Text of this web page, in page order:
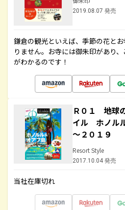
2019.08.07 発売
鎌倉の観光といえば、季節の花と
りません。お寺には御朱印があり
がわかるのです！
Ｒ０１ 地球
イル ホノル
～２０１９
Resort Style
2017.10.04 発売
当社在庫切れ